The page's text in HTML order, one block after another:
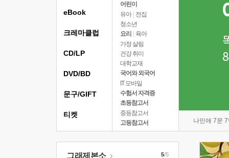
어린이
유아 | 전집
청소년
요리
육아
가정 살림
건강 취미
대학교재
국어와 외국어
IT 모바일
수험서 자격증
초등참고서
중등참고서
고등참고서
나민애 7문
eBook
크레마클럽
CD/LP
DVD/BD
문구/GIFT
티켓
그래제본소 5/5